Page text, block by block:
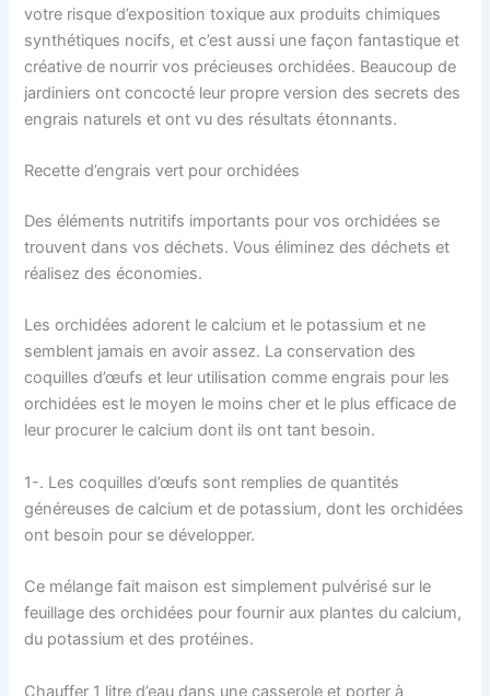
votre risque d’exposition toxique aux produits chimiques
synthétiques nocifs, et c’est aussi une façon fantastique et
créative de nourrir vos précieuses orchidées. Beaucoup de
jardiniers ont concocté leur propre version des secrets des
engrais naturels et ont vu des résultats étonnants.
Recette d’engrais vert pour orchidées
Des éléments nutritifs importants pour vos orchidées se
trouvent dans vos déchets. Vous éliminez des déchets et
réalisez des économies.
Les orchidées adorent le calcium et le potassium et ne
semblent jamais en avoir assez. La conservation des
coquilles d’œufs et leur utilisation comme engrais pour les
orchidées est le moyen le moins cher et le plus efficace de
leur procurer le calcium dont ils ont tant besoin.
1-. Les coquilles d’œufs sont remplies de quantités
généreuses de calcium et de potassium, dont les orchidées
ont besoin pour se développer.
Ce mélange fait maison est simplement pulvérisé sur le
feuillage des orchidées pour fournir aux plantes du calcium,
du potassium et des protéines.
Chauffer 1 litre d’eau dans une casserole et porter à